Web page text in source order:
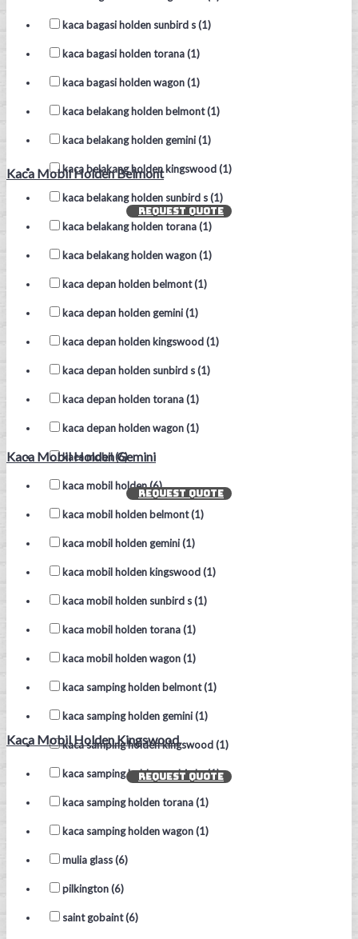
kaca bagasi holden sunbird s (1)
kaca bagasi holden torana (1)
kaca bagasi holden wagon (1)
kaca belakang holden belmont (1)
kaca belakang holden gemini (1)
kaca belakang holden kingswood (1)
kaca belakang holden sunbird s (1)
kaca belakang holden torana (1)
kaca belakang holden wagon (1)
kaca depan holden belmont (1)
kaca depan holden gemini (1)
kaca depan holden kingswood (1)
kaca depan holden sunbird s (1)
kaca depan holden torana (1)
kaca depan holden wagon (1)
kaca mobil (6)
kaca mobil holden (6)
kaca mobil holden belmont (1)
kaca mobil holden gemini (1)
kaca mobil holden kingswood (1)
kaca mobil holden sunbird s (1)
kaca mobil holden torana (1)
kaca mobil holden wagon (1)
kaca samping holden belmont (1)
kaca samping holden gemini (1)
kaca samping holden kingswood (1)
kaca samping holden sunbird s (1)
kaca samping holden torana (1)
kaca samping holden wagon (1)
mulia glass (6)
pilkington (6)
saint gobaint (6)
Kaca Mobil Holden Belmont
REQUEST QUOTE
Kaca Mobil Holden Gemini
REQUEST QUOTE
Kaca Mobil Holden Kingswood
REQUEST QUOTE